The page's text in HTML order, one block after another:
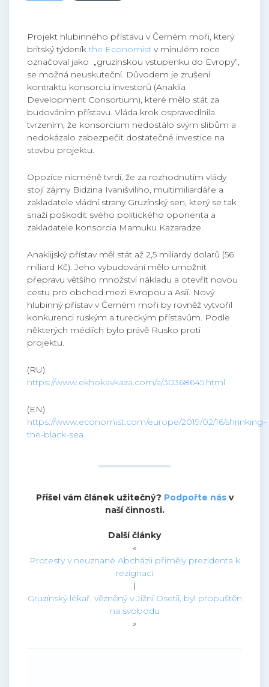
Projekt hlubinného přístavu v Černém moři, který
britský týdeník the Economist v minulém roce
označoval jako „gruzínskou vstupenku do Evropy”,
se možná neuskuteční. Důvodem je zrušení
kontraktu konsorciu investorů (Anaklia
Development Consortium), které mělo stát za
budováním přístavu. Vláda krok ospravedlnila
tvrzením, že konsorcium nedostálo svým slibům a
nedokázalo zabezpečit dostatečné investice na
stavbu projektu.
Opozice nicméně tvrdí, že za rozhodnutím vlády
stojí zájmy Bidzina Ivanišviliho, multimiliardáře a
zakladatele vládní strany Gruzínský sen, který se tak
snaží poškodit svého politického oponenta a
zakladatele konsorcia Mamuku Kazaradze.
Anaklijský přístav měl stát až 2,5 miliardy dolarů (56
miliard Kč). Jeho vybudování mělo umožnit
přepravu většího množství nákladu a otevřít novou
cestu pro obchod mezi Evropou a Asií. Nový
hlubinný přístav v Černém moři by rovněž vytvořil
konkurenci ruským a tureckým přístavům. Podle
některých médiích bylo právě Rusko proti
projektu.
(RU)
https://www.ekhokavkaza.com/a/30368645.html
(EN)
https://www.economist.com/europe/2019/02/16/shrinking-
the-black-sea
Přišel vám článek užitečný? Podpořte násv
naší činnosti.
Další články
«
Protesty v neuznané Abcházii přiměly prezidenta k
rezignaci
|
Gruzínský lékař, vězněný v Jižní Osetii, byl propuštěn
na svobodu
»